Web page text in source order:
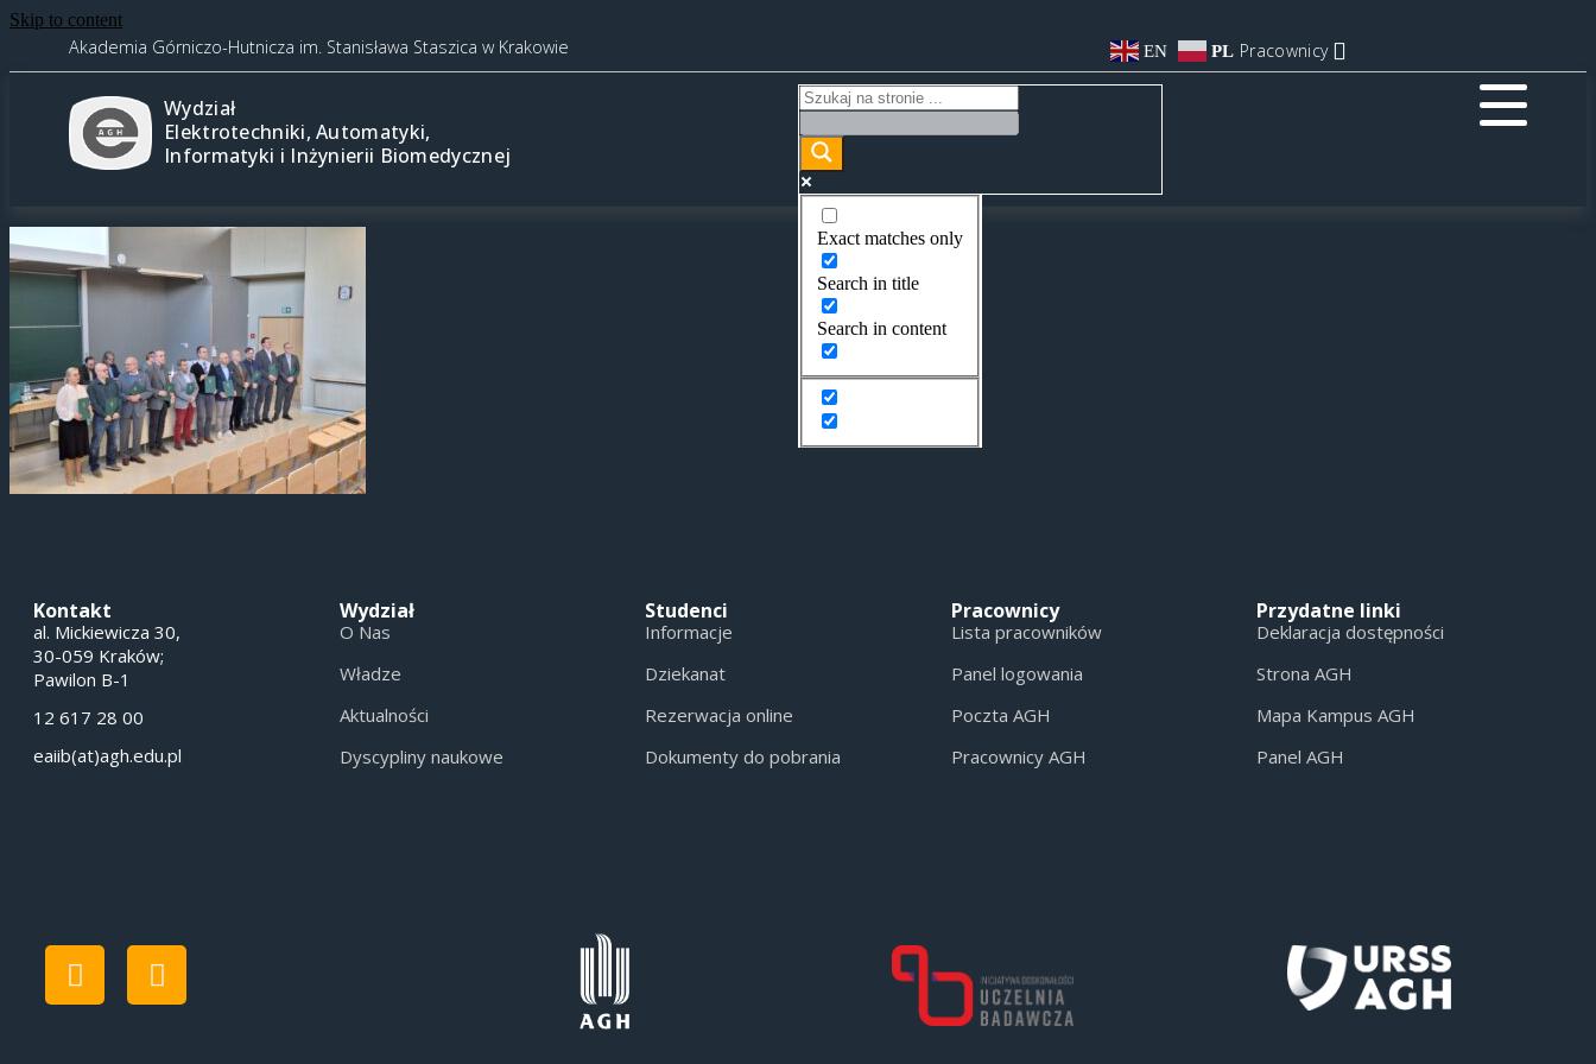
Skip to content
Akademia Górniczo-Hutnicza im. Stanisława Staszica w Krakowie EN PL Pracownicy
Wydział
Elektrotechniki, Automatyki,
Informatyki i Inżynierii Biomedycznej
Exact matches only
Search in title
Search in content
Kontakt
al. Mickiewicza 30,
30-059 Kraków;
Pawilon B-1
12 617 28 00
eaiib(at)agh.edu.pl
Wydział
O Nas
Władze
Aktualności
Dyscypliny naukowe
Studenci
Informacje
Dziekanat
Rezerwacja online
Dokumenty do pobrania
Pracownicy
Lista pracowników
Panel logowania
Poczta AGH
Pracownicy AGH
Przydatne linki
Deklaracja dostępności
Strona AGH
Mapa Kampus AGH
Panel AGH